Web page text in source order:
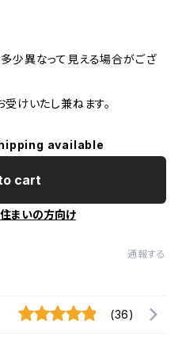
少異なって見える場合がござ
けいたし兼ねます。
available
cart
まいの方向け
通報する
(36)